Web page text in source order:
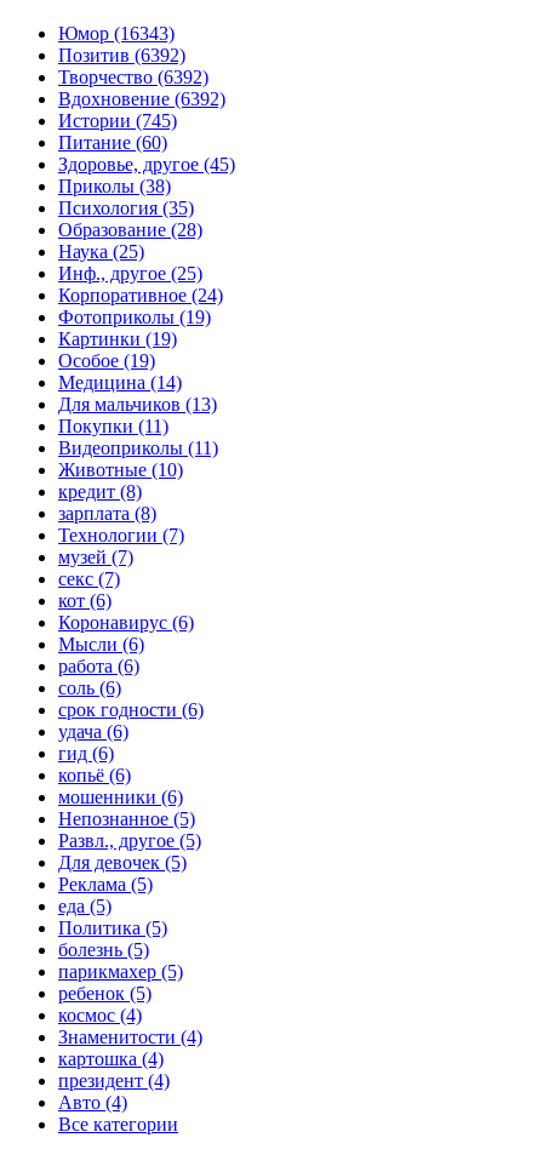
Юмор (16343)
Позитив (6392)
Творчество (6392)
Вдохновение (6392)
Истории (745)
Питание (60)
Здоровье, другое (45)
Приколы (38)
Психология (35)
Образование (28)
Наука (25)
Инф., другое (25)
Корпоративное (24)
Фотоприколы (19)
Картинки (19)
Особое (19)
Медицина (14)
Для мальчиков (13)
Покупки (11)
Видеоприколы (11)
Животные (10)
кредит (8)
зарплата (8)
Технологии (7)
музей (7)
секс (7)
кот (6)
Коронавирус (6)
Мысли (6)
работа (6)
соль (6)
срок годности (6)
удача (6)
гид (6)
копьё (6)
мошенники (6)
Непознанное (5)
Развл., другое (5)
Для девочек (5)
Реклама (5)
еда (5)
Политика (5)
болезнь (5)
парикмахер (5)
ребенок (5)
космос (4)
Знаменитости (4)
картошка (4)
президент (4)
Авто (4)
Все категории